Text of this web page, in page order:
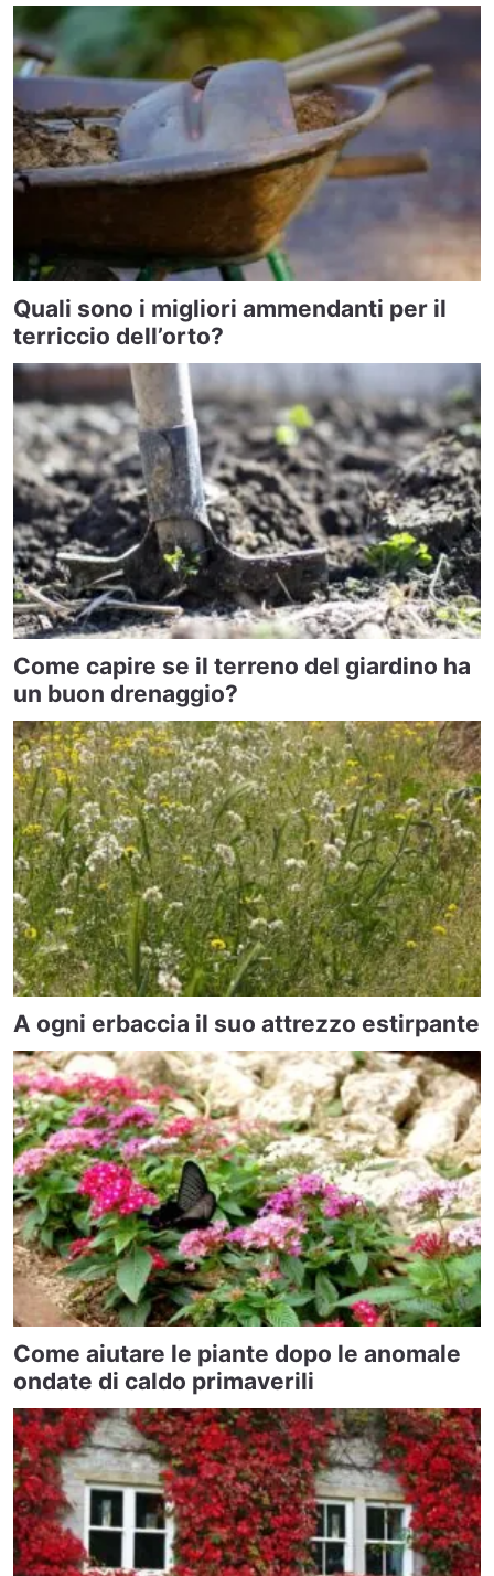
Quali sono i migliori ammendanti per il
terriccio dell’orto?
Come capire se il terreno del giardino ha
un buon drenaggio?
A ogni erbaccia il suo attrezzo estirpante
Come aiutare le piante dopo le anomale
ondate di caldo primaverili